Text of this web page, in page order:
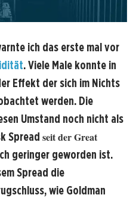
ich das erste mal vor
. Viele Male konnte in
Effekt der sich im Nichts
werden. Die
Umstand noch nicht als
Spread seit der Great
geringer geworden ist.
Spread die
wie Goldman